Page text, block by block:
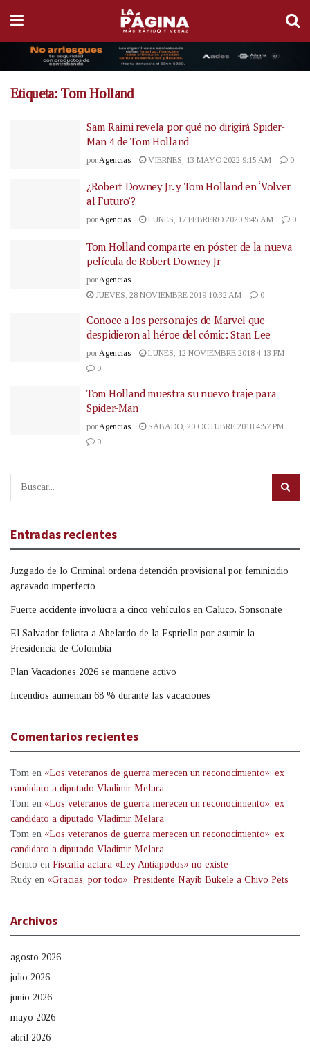
Etiqueta: Tom Holland
Sam Raimi revela por qué no dirigirá Spider-
Man 4 de Tom Holland
por Agencias VIERNES, 13 MAYO 2022 9:15 AM 0
¿Robert Downey Jr. y Tom Holland en ‘Volver
al Futuro’?
porAgencias LUNES, 17 FEBRERO 2020 9:45 AM 0
Tom Holland comparte en póster de la nueva
película de Robert Downey Jr
por Agencias
JUEVES, 28 NOVIEMBRE 2019 10:32 AM
0
Conoce a los personajes de Marvel que
despidieron al héroe del cómic: Stan Lee
por Agencias
LUNES, 12 NOVIEMBRE 2018 4:13 PM
0
Tom Holland muestra su nuevo traje para
Spider-Man
por Agencias
SÁBADO, 20 OCTUBRE 2018 4:57 PM
0
Entradas recientes
Juzgado de lo Criminal ordena detención provisional por feminicidio
agravado imperfecto
Fuerte accidente involucra a cinco vehículos en Caluco, Sonsonate
El Salvador felicita a Abelardo de la Espriella por asumir la
Presidencia de Colombia
Plan Vacaciones 2026 se mantiene activo
Incendios aumentan 68 % durante las vacaciones
Comentarios recientes
Tom en «Los veteranos de guerra merecen un reconocimiento»: ex
candidato a diputado Vladimir Melara
Tom en «Los veteranos de guerra merecen un reconocimiento»: ex
candidato a diputado Vladimir Melara
Tom en «Los veteranos de guerra merecen un reconocimiento»: ex
candidato a diputado Vladimir Melara
Benito en Fiscalía aclara «Ley Antiapodos» no existe
Rudy en «Gracias, por todo»: Presidente Nayib Bukele a Chivo Pets
Archivos
agosto 2026
julio 2026
junio 2026
mayo 2026
abril 2026